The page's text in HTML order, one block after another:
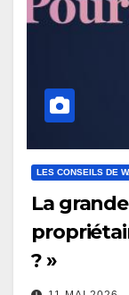
LES CONSEILS DE
La
? »